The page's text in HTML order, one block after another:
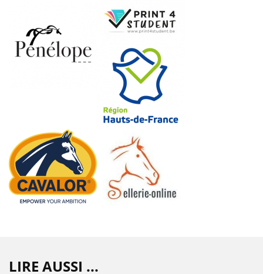
LIRE AUSSI ...